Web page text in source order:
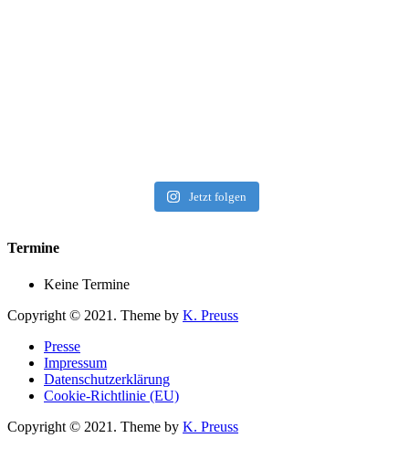
Jetzt folgen
Termine
Keine Termine
Copyright © 2021. Theme by K. Preuss
Presse
Impressum
Datenschutzerklärung
Cookie-Richtlinie (EU)
Copyright © 2021. Theme by K. Preuss